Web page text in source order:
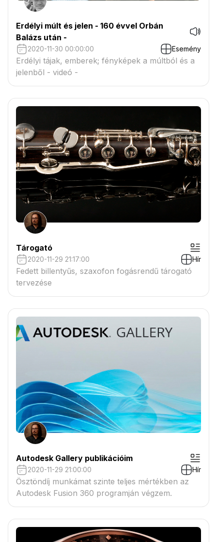
Erdélyi múlt és jelen - 160 évvel Orbán
Balázs után -
2020-11-30 00:00:00 Esemény
Erdélyi tájak, emberek; fényképek a múltból és a
jelenből - videó -
Tárogató
2020-11-29 21:17:00 Hír
Fedett billentyűs, szaxofon fogásrendű tárogató
tervezése
Autodesk Gallery publikációim
2020-11-29 21:00:00 Hír
Ösztöndíj munkámat szinte teljes mértékben az
Autodesk Fusion 360 programján végzem.